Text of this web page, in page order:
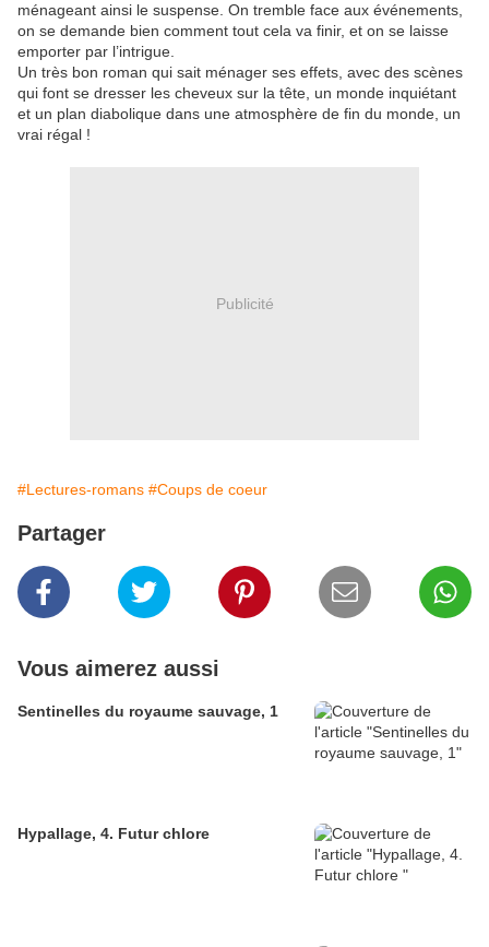
ménageant ainsi le suspense. On tremble face aux événements,
on se demande bien comment tout cela va finir, et on se laisse
emporter par l’intrigue.
Un très bon roman qui sait ménager ses effets, avec des scènes
qui font se dresser les cheveux sur la tête, un monde inquiétant
et un plan diabolique dans une atmosphère de fin du monde, un
vrai régal !
Publicité
#Lectures-romans #Coups de coeur
Partager
Vous aimerez aussi
Sentinelles du royaume sauvage, 1
Hypallage, 4. Futur chlore